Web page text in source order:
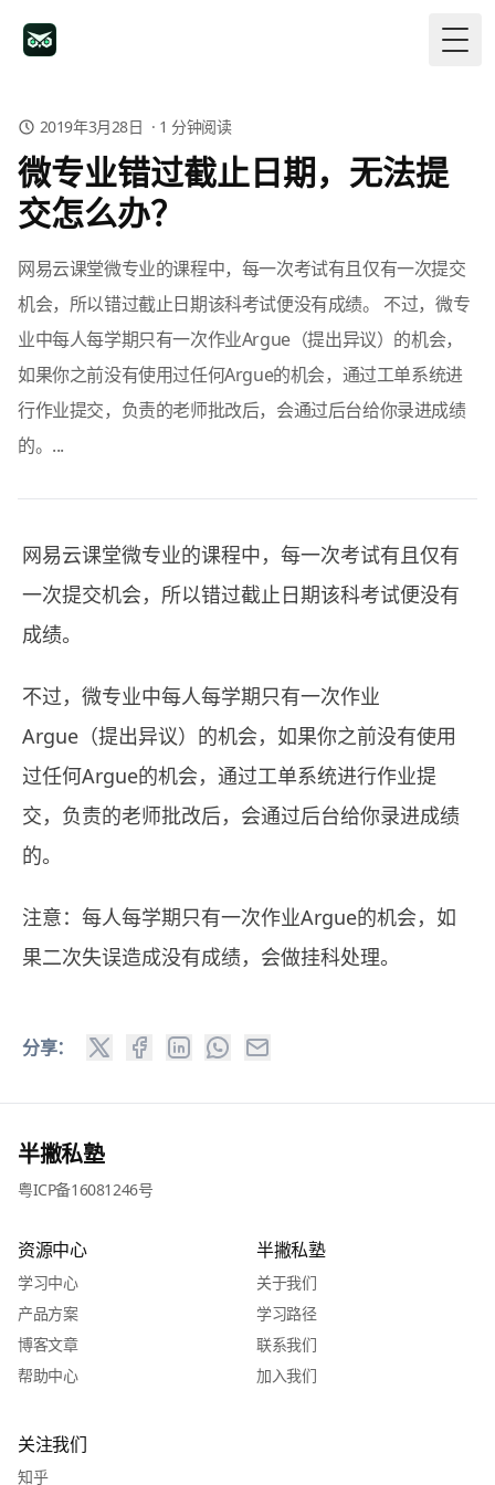
2019年3月28日 · 1 分钟阅读
微专业错过截止日期，无法提
交怎么办？
网易云课堂微专业的课程中，每一次考试有且仅有一次提交
机会，所以错过截止日期该科考试便没有成绩。 不过，微专
业中每人每学期只有一次作业Argue（提出异议）的机会，
如果你之前没有使用过任何Argue的机会，通过工单系统进
行作业提交，负责的老师批改后，会通过后台给你录进成绩
的。...
网易云课堂微专业的课程中，每一次考试有且仅有
一次提交机会，所以错过截止日期该科考试便没有
成绩。
不过，微专业中每人每学期只有一次作业
Argue（提出异议）的机会，如果你之前没有使用
过任何Argue的机会，通过工单系统进行作业提
交，负责的老师批改后，会通过后台给你录进成绩
的。
注意：每人每学期只有一次作业Argue的机会，如
果二次失误造成没有成绩，会做挂科处理。
分享：
半撇私塾
粤ICP备16081246号
资源中心
学习中心
产品方案
博客文章
帮助中心
半撇私塾
关于我们
学习路径
联系我们
加入我们
关注我们
知乎